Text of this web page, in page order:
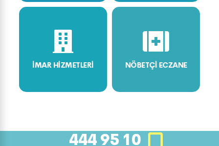
İMAR HİZMETLERİ NÖBETÇİ ECZANE
444 95 10